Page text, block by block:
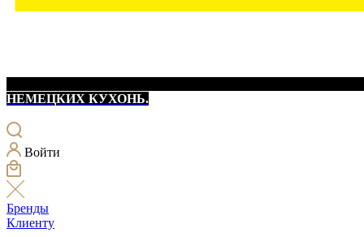
НЕМЕЦКИХ КУХОНЬ.
Войти
Бренды
Клиенту